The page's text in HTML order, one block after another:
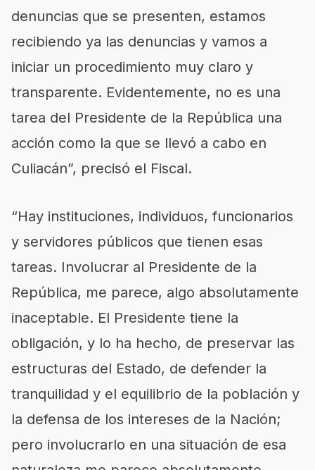
denuncias que se presenten, estamos
recibiendo ya las denuncias y vamos a
iniciar un procedimiento muy claro y
transparente. Evidentemente, no es una
tarea del Presidente de la República una
acción como la que se llevó a cabo en
Culiacán”, precisó el Fiscal.
“Hay instituciones, individuos, funcionarios
y servidores públicos que tienen esas
tareas. Involucrar al Presidente de la
República, me parece, algo absolutamente
inaceptable. El Presidente tiene la
obligación, y lo ha hecho, de preservar las
estructuras del Estado, de defender la
tranquilidad y el equilibrio de la población y
la defensa de los intereses de la Nación;
pero involucrarlo en una situación de esa